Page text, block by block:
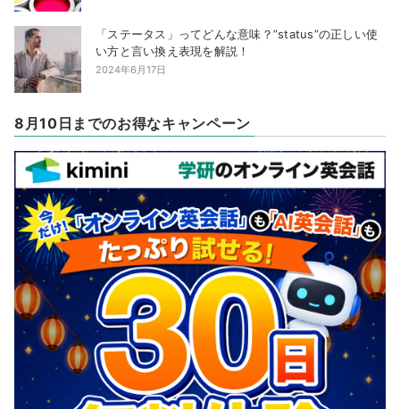
「ステータス」ってどんな意味？”status”の正しい使
い方と言い換え表現を解説！
2024年6月17日
8月10日までのお得なキャンペーン